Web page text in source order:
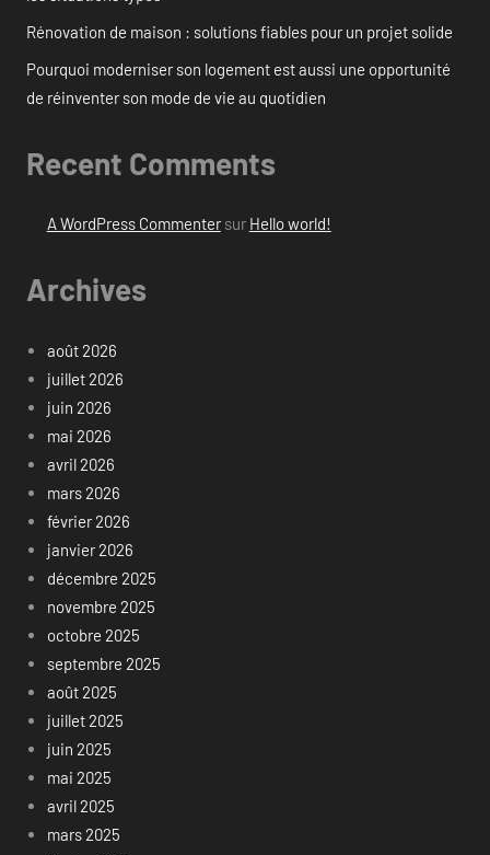
Rénovation de maison : solutions fiables pour un projet solide
Pourquoi moderniser son logement est aussi une opportunité
de réinventer son mode de vie au quotidien
Recent Comments
A WordPress Commentersur Hello world!
Archives
août 2026
juillet 2026
juin 2026
mai 2026
avril 2026
mars 2026
février 2026
janvier 2026
décembre 2025
novembre 2025
octobre 2025
septembre 2025
août 2025
juillet 2025
juin 2025
mai 2025
avril 2025
mars 2025